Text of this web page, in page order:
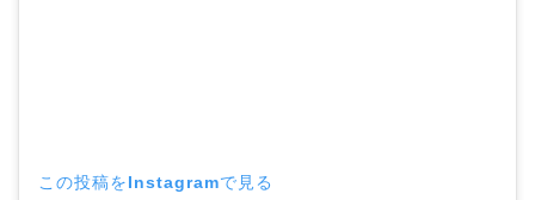
この投稿をInstagramで見る